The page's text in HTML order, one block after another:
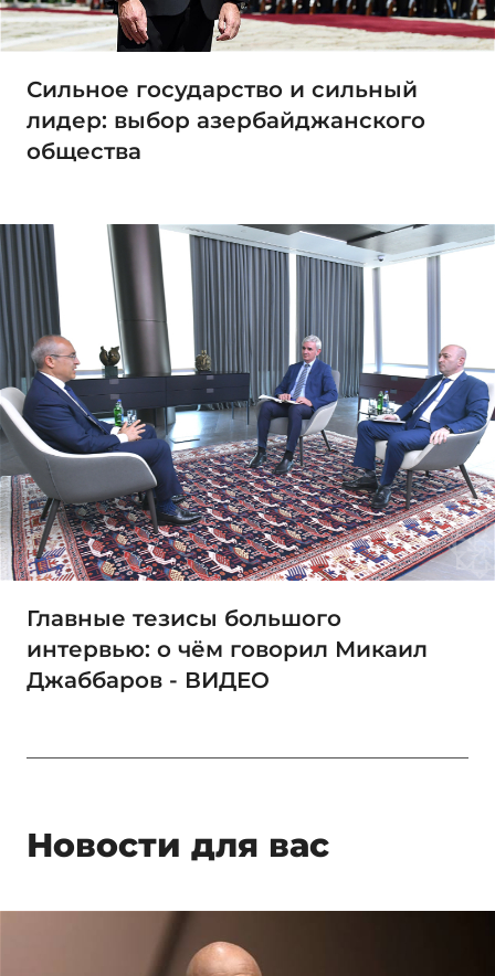
Сильное государство и сильный
лидер: выбор азербайджанского
общества
Главные тезисы большого
интервью: о чём говорил Микаил
Джаббаров - ВИДЕО
Новости для вас